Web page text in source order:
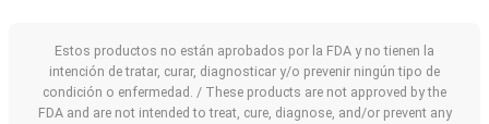
Estos productos no están aprobados por la FDA y no tienen la
intención de tratar, curar, diagnosticar y/o prevenir ningún tipo de
condición o enfermedad. / These products are not approved by the
FDA and are not intended to treat, cure, diagnose, and/or prevent any